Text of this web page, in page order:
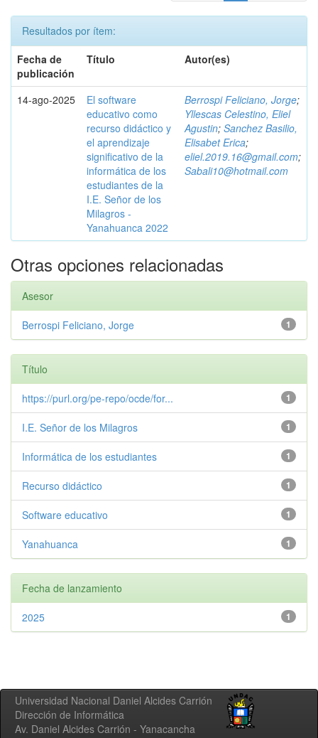
Resultados por ítem:
Fecha de
publicación
Título Autor(es)
14-ago-2025
El software
educativo como
recurso didáctico y
el aprendizaje
significativo de la
informática de los
estudiantes de la
I.E. Señor de los
Milagros -
Yanahuanca 2022
Berrospi Feliciano, Jorge;
Yllescas Celestino, Eliel
Agustin; Sanchez Basilio,
Elisabet Erica;
eliel.2019.16@gmail.com;
Sabali10@hotmail.com
Otras opciones relacionadas
Asesor
1
Berrospi Feliciano, Jorge
Título
1
https://purl.org/pe-repo/ocde/for...
1
I.E. Señor de los Milagros
1
Informática de los estudiantes
1
Recurso didáctico
1
Software educativo
1
Yanahuanca
Fecha de lanzamiento
1
2025
Universidad Nacional Daniel Alcides Carrión
Dirección de Informática
Av. Daniel Alcides Carrión - Yanacancha